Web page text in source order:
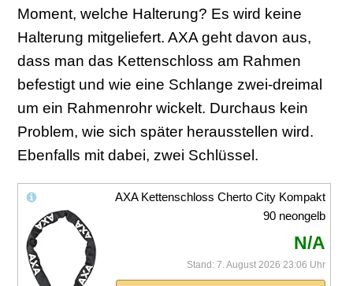
Moment, welche Halterung? Es wird keine
Halterung mitgeliefert. AXA geht davon aus,
dass man das Kettenschloss am Rahmen
befestigt und wie eine Schlange zwei-dreimal
um ein Rahmenrohr wickelt. Durchaus kein
Problem, wie sich später herausstellen wird.
Ebenfalls mit dabei, zwei Schlüssel.
AXA Kettenschloss Cherto City Kompakt
90 neongelb
N/A
Stand: 7. August 2026 23:06 Uhr